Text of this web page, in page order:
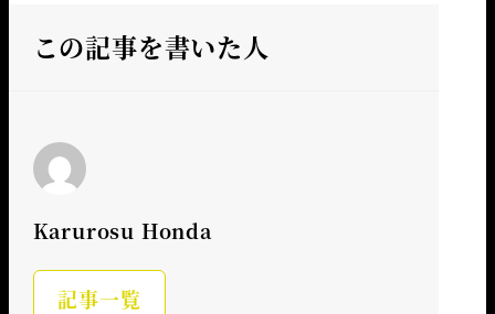
この記事を書いた人
Karurosu Honda
記事一覧